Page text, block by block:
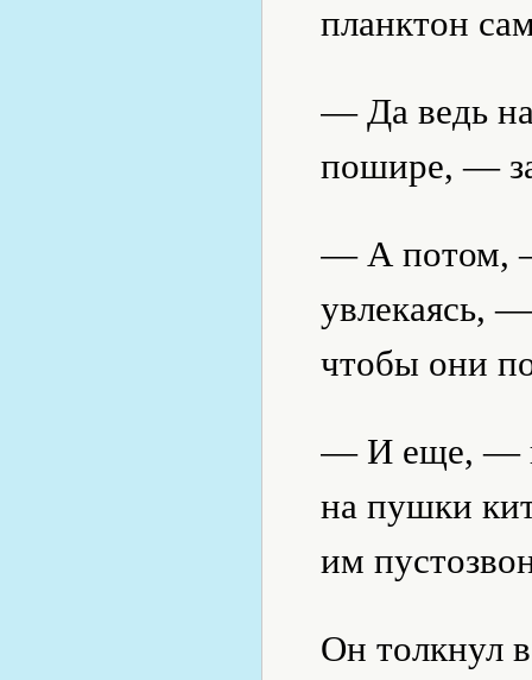
планктон
— Да ведь
пошире, —
— А потом, —
увлекаясь,
чтобы они
— И еще, —
на пушки
им
Он толкнул